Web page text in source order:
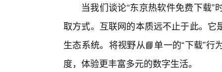
当我们谈论“东京热软件免费下载
取方式。互联网的本质远不止于此。
生态系统。将视野从📘单一的“下载”
度，体验更丰富多元的数字生活。